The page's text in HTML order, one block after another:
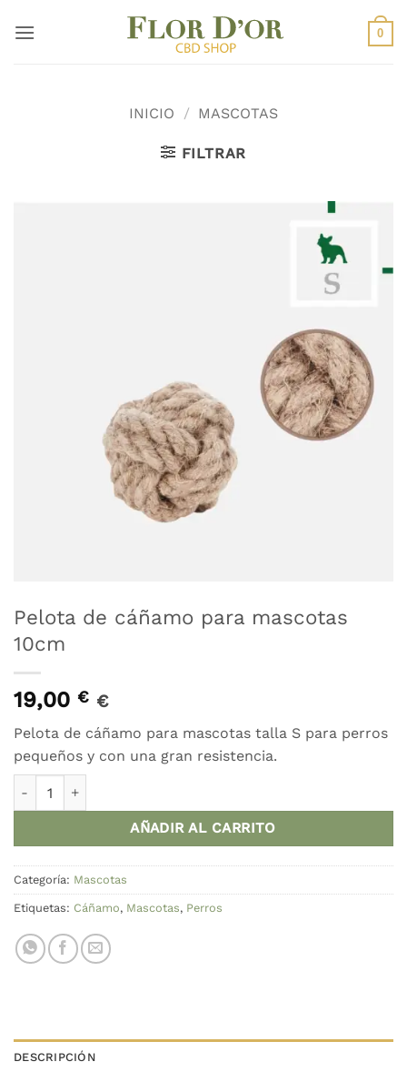
0
INICIO / MASCOTAS
FILTRAR
Pelota de cáñamo para mascotas
10cm
19,00 € €
Pelota de cáñamo para mascotas talla S para perros
pequeños y con una gran resistencia.
AÑADIR AL CARRITO
Categoría: Mascotas
Etiquetas: Cáñamo, Mascotas, Perros
DESCRIPCIÓN